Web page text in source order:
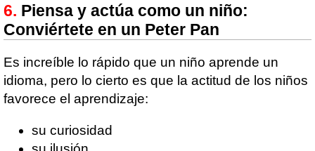
Piensa y actúa como un niño:
Conviértete en un Peter Pan
Es increíble lo rápido que un niño aprende un
idioma, pero lo cierto es que la actitud de los niños
favorece el aprendizaje:
su curiosidad